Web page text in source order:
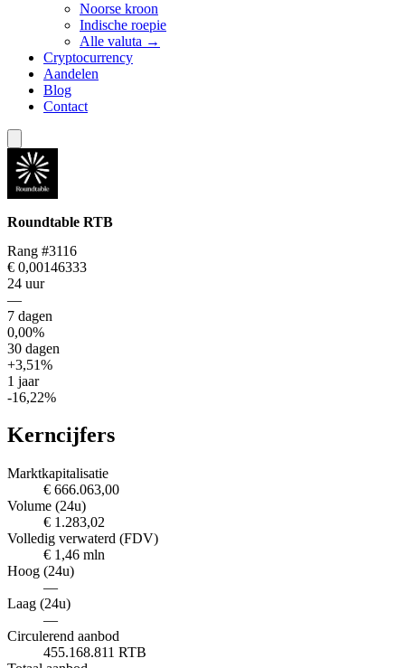
Noorse kroon
Indische roepie
Alle valuta →
Cryptocurrency
Aandelen
Blog
Contact
Roundtable RTB
Rang #3116
€ 0,00146333
24 uur
—
7 dagen
0,00%
30 dagen
+3,51%
1 jaar
-16,22%
Kerncijfers
Marktkapitalisatie
€ 666.063,00
Volume (24u)
€ 1.283,02
Volledig verwaterd (FDV)
€ 1,46 mln
Hoog (24u)
—
Laag (24u)
—
Circulerend aanbod
455.168.811 RTB